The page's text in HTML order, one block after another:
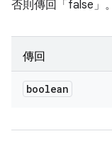
否則傳回「false」。
傳回
boolean